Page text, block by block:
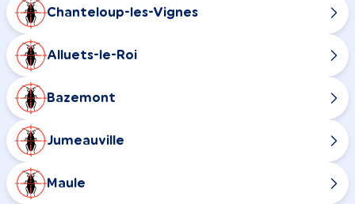
Chanteloup-les-Vignes
Alluets-le-Roi
Bazemont
Jumeauville
Maule